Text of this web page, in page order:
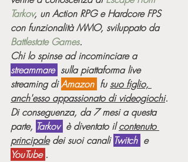
Tarkov, un Action RPG e Hardcore FPS
con funzionalità MMO, sviluppato da
Battlestate Games.
Chi lo spinse ad incominciare a
streammare sulla piattaforma live
streaming di Amazon fu suo figlio,
anch'esso appassionato di videogiochi.
Di conseguenza, da 7 mesi a questa
parte, Tarkov è diventato il contenuto
principale dei suoi canali Twitch e
YouTube .